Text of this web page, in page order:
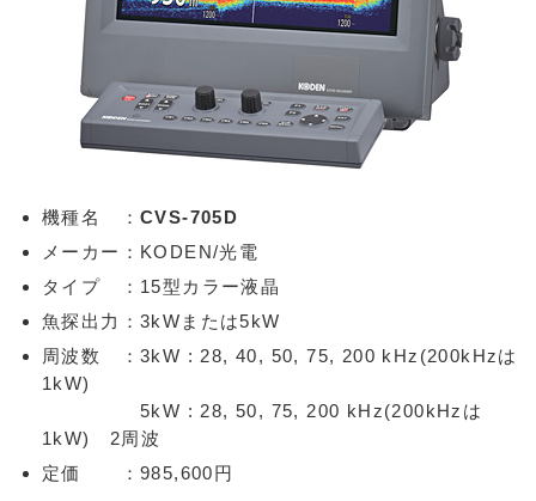
機種名 ： CVS-705D
メーカー：KODEN/光電
タイプ ：15型カラー液晶
魚探出力：3kWまたは5kW
周波数 ：3kW : 28, 40, 50, 75, 200 kHz(200kHzは
1kW)
5kW : 28, 50, 75, 200 kHz(200kHzは
1kW) 2周波
定価 ：985,600円